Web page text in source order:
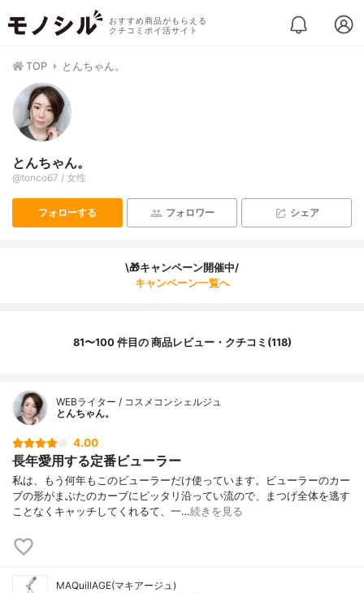
おすすめ商品がもらえる
クチコミポイ活サイト
TOP とんちゃん。
とんちゃん。
@tonco67 / 女性
フォローする フォロワー シェア
\🎁キャンペーン開催中/
キャンペーン一覧へ
81〜100 件目の 商品レビュー・クチコミ(118)
WEBライター / コスメコンシェルジュ
とんちゃん。
4.00
長年愛用する定番ビューラー
私は、もう何年もこのビューラーだけ使っています。ビューラーのカー
ブの形がまぶたのカーブにピッタリ沿ってい流ので、まつげ全体を逃す
ことなくキャッチしてくれるて、一…続きを見る
MAQuillAGE(マキアージュ)